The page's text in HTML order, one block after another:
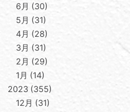
6月
30
5月
31
4月
28
3月
31
2月
29
1月
14
2023 355
12月
31